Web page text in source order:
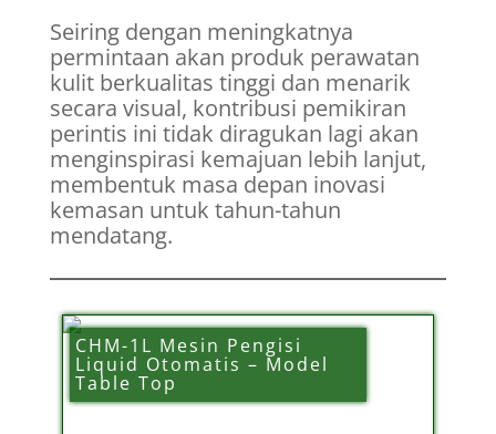
Seiring dengan meningkatnya
permintaan akan produk perawatan
kulit berkualitas tinggi dan menarik
secara visual, kontribusi pemikiran
perintis ini tidak diragukan lagi akan
menginspirasi kemajuan lebih lanjut,
membentuk masa depan inovasi
kemasan untuk tahun-tahun
mendatang.
CHM-1L Mesin Pengisi
Liquid Otomatis – Model
Table Top